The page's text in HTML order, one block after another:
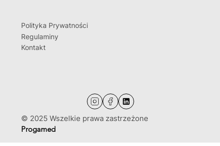
© 2025 Wszelkie prawa zastrzeżone
Progamed
Polityka Prywatności
Regulaminy
Kontakt